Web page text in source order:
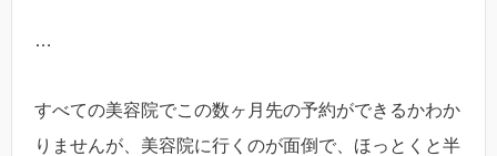
…
すべての美容院でこの数ヶ月先の予約ができるかわか
りませんが、美容院に行くのが面倒で、ほっとくと半